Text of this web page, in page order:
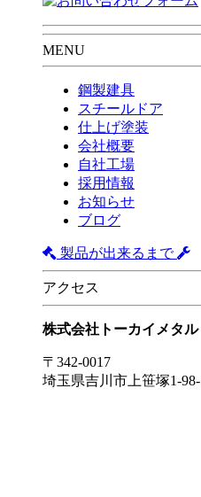
MENU
鋼製建具
スチールドア
仕上げ塗装
会社概要
自社工場
採用情報
お知らせ
ブログ
製品が出来るまで
アクセス
株式会社トーカイメタル
〒342-0017
埼玉県吉川市上笹塚1-98-